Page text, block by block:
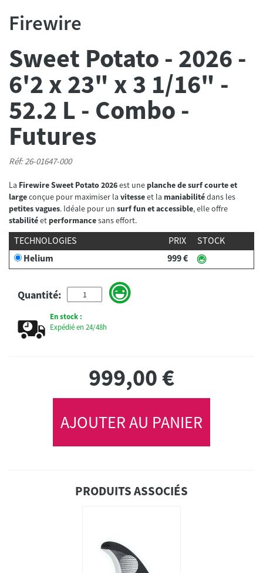
Firewire
Sweet Potato - 2026 -
6'2 x 23" x 3 1/16" -
52.2 L - Combo -
Futures
Réf: 26-01647-000
La Firewire Sweet Potato 2026est une planche de surf courte et
largeconçue pour maximiser la vitesseet la maniabilitédans les
petites vagues. Idéale pour un surf fun et accessible, elle offre
stabilitéet performancesans effort.
TECHNOLOGIES PRIX
STOCK
Helium
999 €
Quantité:
En stock :
Expédié en 24/48h
999,00€
AJOUTER AU PANIER
PRODUITS ASSOCIÉS